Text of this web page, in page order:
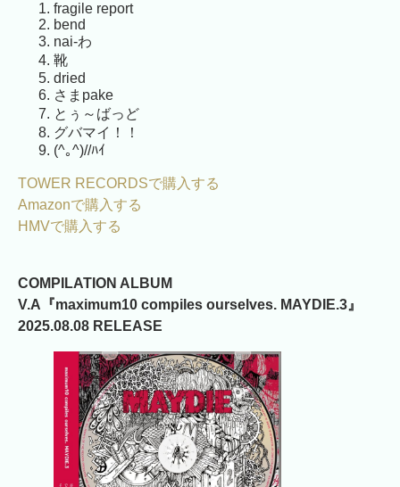
fragile report
bend
nai-わ
靴
dried
さまpake
とぅ～ばっど
グバマイ！！
(^｡^)//ﾊｲ
TOWER RECORDSで購入する
Amazonで購入する
HMVで購入する
COMPILATION ALBUM
V.A『maximum10 compiles ourselves. MAYDIE.3』
2025.08.08 RELEASE